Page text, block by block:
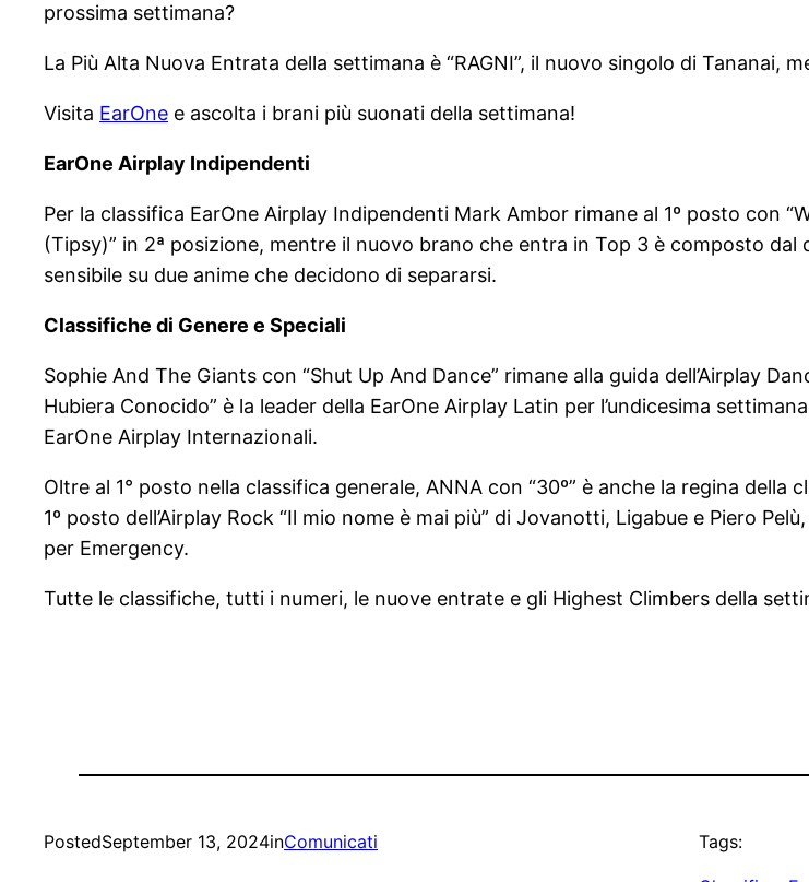
prossima settimana?
La Più Alta Nuova Entrata della settimana è “RAGNI”, il nuovo singolo di Tananai,
Visita EarOne e ascolta i brani più suonati della settimana!
EarOne Airplay Indipendenti
Per la classifica EarOne Airplay Indipendenti Mark Ambor rimane al 1º posto con
(Tipsy)” in 2ª posizione, mentre il nuovo brano che entra in Top 3 è composto dal
sensibile su due anime che decidono di separarsi.
Classifiche di Genere e Speciali
Sophie And The Giants con “Shut Up And Dance” rimane alla guida dell’Airplay
Hubiera Conocido” è la leader della EarOne Airplay Latin per l’undicesima
EarOne Airplay Internazionali.
Oltre al 1° posto nella classifica generale, ANNA con “30º” è anche la regina
1º posto dell’Airplay Rock “Il mio nome è mai più” di Jovanotti, Ligabue e Piero
per Emergency.
Tutte le classifiche, tutti i numeri, le nuove entrate e gli Highest Climbers della
PostedSeptember 13, 2024inComunicati Tags: